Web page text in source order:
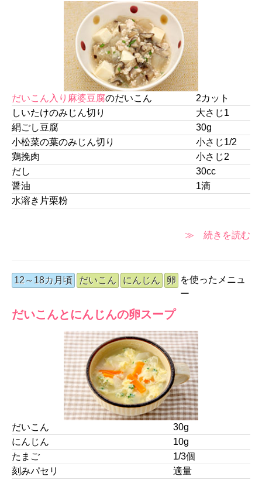
だいこん入り麻婆豆腐のだいこん
2カット
しいたけのみじん切り
大さじ1
絹ごし豆腐
30g
小松菜の葉のみじん切り
小さじ1/2
鶏挽肉
小さじ2
だし
30cc
醤油
1滴
水溶き片栗粉
≫ 続きを読む
12～18カ月頃 だいこん にんじん 卵 を使ったメニュ
ー
だいこんとにんじんの卵スープ
だいこん
30g
にんじん
10g
たまご
1/3個
刻みパセリ
適量